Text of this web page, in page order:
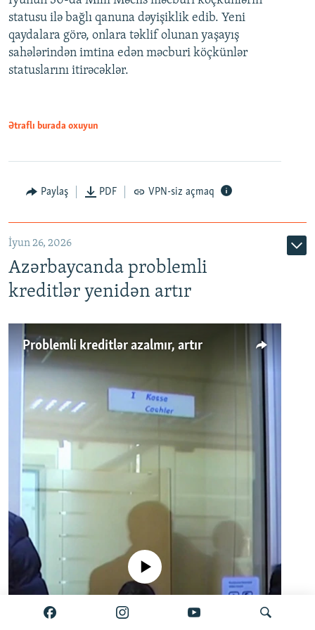
Auto 240p 360p 480p
720p 1080p
480p
720p
statusu ilə bağlı qanuna dəyişiklik edib. Yeni
qaydalara görə, onlara təklif olunan yaşayış
sahələrindən imtina edən məcburi köçkünlər
statuslarını itirəcəklər.
Ətraflı burada oxuyun
Paylaş PDF VPN-siz açmaq
İyun 26, 2026
Azərbaycanda problemli
kreditlər yenidən artır
Problemli kreditlər azalmır, artır
No media source currently available